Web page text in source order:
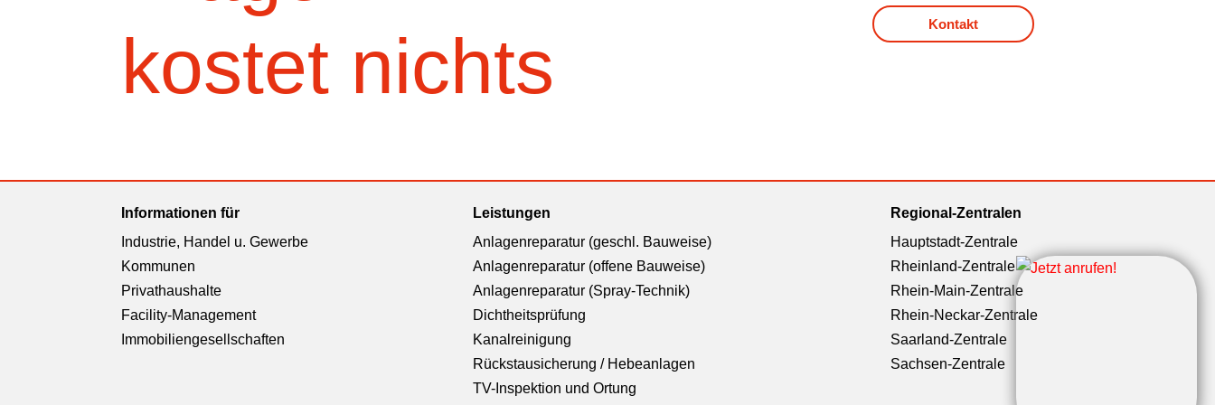
kostet nichts
Kontakt
Informationen für
Industrie, Handel u. Gewerbe
Kommunen
Privathaushalte
Facility-Management
Immobiliengesellschaften
Leistungen
Anlagenreparatur (geschl. Bauweise)
Anlagenreparatur (offene Bauweise)
Anlagenreparatur (Spray-Technik)
Dichtheitsprüfung
Kanalreinigung
Rückstausicherung / Hebeanlagen
TV-Inspektion und Ortung
Regional-Zentralen
Hauptstadt-Zentrale
Rheinland-Zentrale
Rhein-Main-Zentrale
Rhein-Neckar-Zentrale
Saarland-Zentrale
Sachsen-Zentrale